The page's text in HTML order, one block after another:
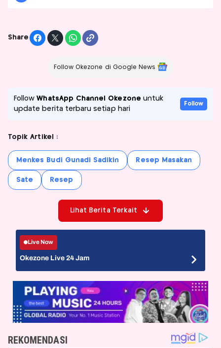
Share
Follow Okezone di Google News
FollowWhatsApp Channel Okezone untuk
update berita terbaru setiap hari
Follow
Topik Artikel :
Menkes Budi Gunadi Sadikin Resep Masakan
Sate Resep
Lihat Berita Terkait
Live Now
Okezone Live 24 Jam